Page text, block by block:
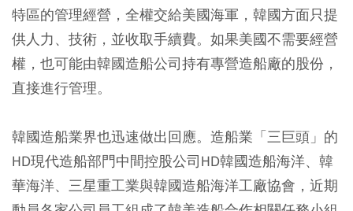
特區的管理經營，全權交給美國海軍，韓國方面只提
供人力、技術，並收取手續費。如果美國不需要經營
權，也可能由韓國造船公司持有專營造船廠的股份，
直接進行管理。
韓國造船業界也迅速做出回應。造船業「三巨頭」的
HD現代造船部門中間控股公司HD韓國造船海洋、韓
華海洋、三星重工業與韓國造船海洋工廠協會，近期